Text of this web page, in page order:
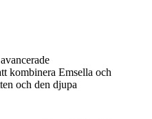
kombinera Emsella och
och den djupa